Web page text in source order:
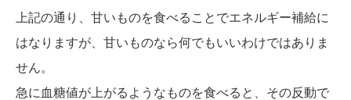
上記の通り、甘いものを食べることでエネルギー補給に
はなりますが、甘いものなら何でもいいわけではありま
せん。
急に血糖値が上がるようなものを食べると、その反動で